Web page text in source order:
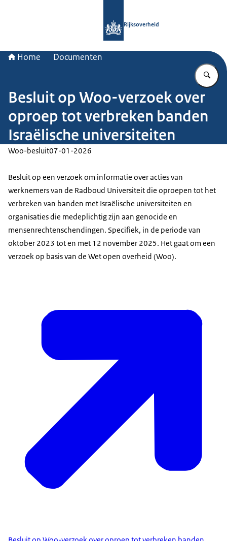
Rijksoverheid
Home Documenten
Besluit op Woo-verzoek over
oproep tot verbreken banden
Israëlische universiteiten
Woo-besluit07-01-2026
Besluit op een verzoek om informatie over acties van
werknemers van de Radboud Universiteit die oproepen tot het
verbreken van banden met Israëlische universiteiten en
organisaties die medeplichtig zijn aan genocide en
mensenrechtenschendingen. Specifiek, in de periode van
oktober 2023 tot en met 12 november 2025. Het gaat om een
verzoek op basis van de Wet open overheid (Woo).